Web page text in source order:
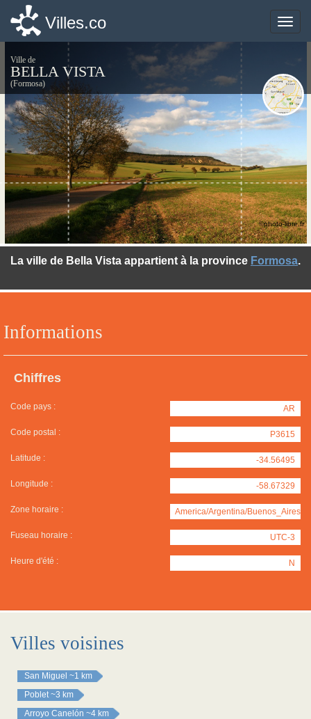
Toggle
Villes.co
Ville de
BELLA VISTA
(Formosa)
Informations
Chiffres
Code pays : AR
Code postal : P3615
Latitude : -34.56495
Longitude : -58.67329
Zone horaire : America/Argentina/Buenos_Aires
Fuseau horaire : UTC-3
Heure d'été : N
La ville de Bella Vista appartient à la province Formosa.
©photo-libre.fr
Villes voisines
San Miguel ~1 km
Poblet ~3 km
Arroyo Canelón ~4 km
Toggle
Villes.co